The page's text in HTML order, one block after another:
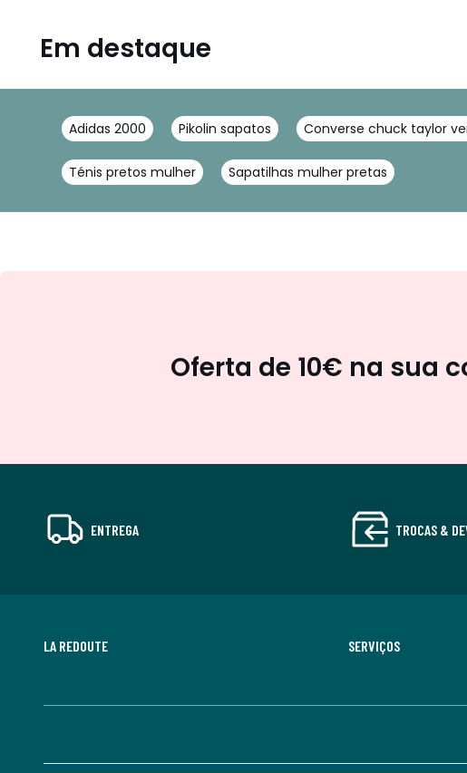
Em destaque
Adidas 2000 Pikolin sapatos Converse chuck taylor
Ténis pretos mulher Sapatilhas mulher pretas
Oferta de 10€ na sua
ENTREGA TROCAS &
LA REDOUTE SERVIÇOS